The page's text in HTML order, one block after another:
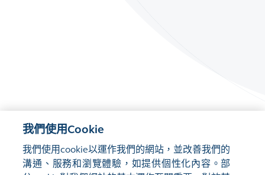
我們使用Cookie
我們使用cookie以運作我們的網站，並改善我們的
溝通、服務和瀏覽體驗，如提供個性化內容。部